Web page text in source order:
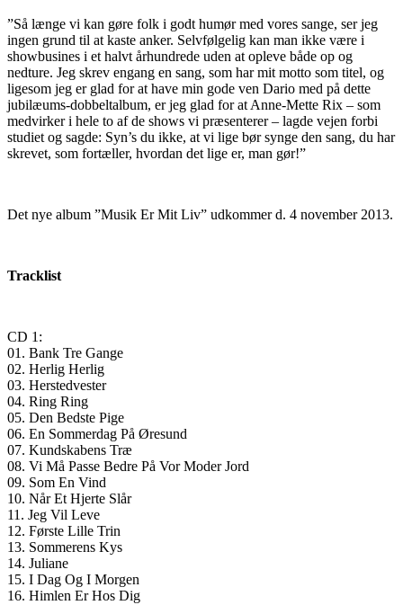
”Så længe vi kan gøre folk i godt humør med vores sange, ser jeg
ingen grund til at kaste anker. Selvfølgelig kan man ikke være i
showbusines i et halvt århundrede uden at opleve både op og
nedture. Jeg skrev engang en sang, som har mit motto som titel, og
ligesom jeg er glad for at have min gode ven Dario med på dette
jubilæums-dobbeltalbum, er jeg glad for at Anne-Mette Rix – som
medvirker i hele to af de shows vi præsenterer – lagde vejen forbi
studiet og sagde: Syn’s du ikke, at vi lige bør synge den sang, du har
skrevet, som fortæller, hvordan det lige er, man gør!”
Det nye album ”Musik Er Mit Liv” udkommer d. 4 november 2013.
Tracklist
CD 1:
01. Bank Tre Gange
02. Herlig Herlig
03. Herstedvester
04. Ring Ring
05. Den Bedste Pige
06. En Sommerdag På Øresund
07. Kundskabens Træ
08. Vi Må Passe Bedre På Vor Moder Jord
09. Som En Vind
10. Når Et Hjerte Slår
11. Jeg Vil Leve
12. Første Lille Trin
13. Sommerens Kys
14. Juliane
15. I Dag Og I Morgen
16. Himlen Er Hos Dig